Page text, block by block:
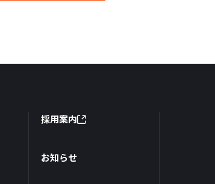
採用案内
お知らせ